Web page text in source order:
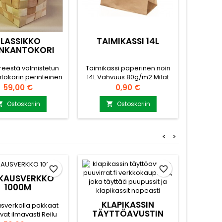
valmistetun
perinteinen
klassikkomalli.
kahden viilun
Max puun pituus
49cm
Hinta
59,00 €
Ostoskoriin
TAIMIKASSI 14L
Taimikassi paperinen noin
14L Vahvuus 80g/m2 Mitat
35 x 17 x 24,5cm
Materiaalina paperi Ei logoa
tai painatusta.
Hinta
0,90 €
 Ostoskoriin
>
<
1000M
pakkaat
ilmavasti Reilu
favorite_border
KLAPIKASSIN
TÄYTTÖAVUSTIN
favorite_border